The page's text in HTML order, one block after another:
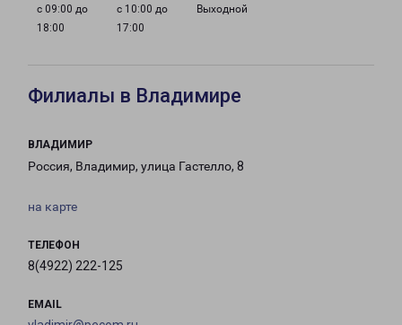
с 09:00 до
18:00
с 10:00 до
17:00
Выходной
Филиалы в Владимире
ВЛАДИМИР
Россия, Владимир, улица Гастелло, 8
на карте
ТЕЛЕФОН
8(4922) 222-125
EMAIL